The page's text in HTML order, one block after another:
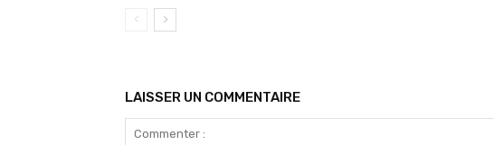
LAISSER UN COMMENTAIRE